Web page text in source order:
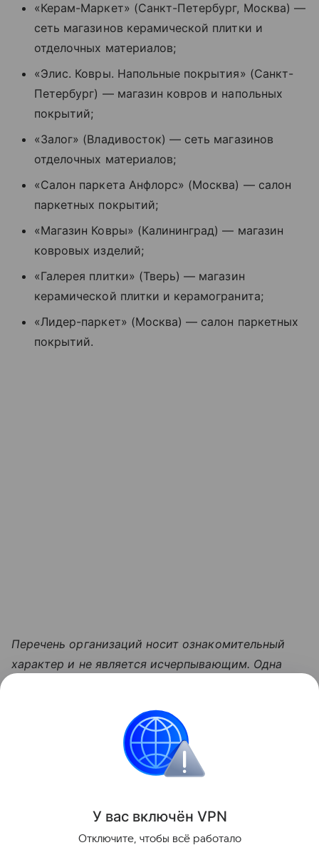
«Керам-Маркет» (Санкт-Петербург, Москва) —
сеть магазинов керамической плитки и
отделочных материалов;
«Элис. Ковры. Напольные покрытия» (Санкт-
Петербург) — магазин ковров и напольных
покрытий;
«Залог» (Владивосток) — сеть магазинов
отделочных материалов;
«Салон паркета Анфлорс» (Москва) — салон
паркетных покрытий;
«Магазин Ковры» (Калининград) — магазин
ковровых изделий;
«Галерея плитки» (Тверь) — магазин
керамической плитки и керамогранита;
«Лидер-паркет» (Москва) — салон паркетных
покрытий.
Перечень организаций носит ознакомительный
характер и не является исчерпывающим. Одна
зависимости от специфики оплачиваемых товаров
или услуг. Присвоенный код категории может
быть изменен банком-эквайером в любой момент
У вас включён VPN
Отключите, чтобы всё работало